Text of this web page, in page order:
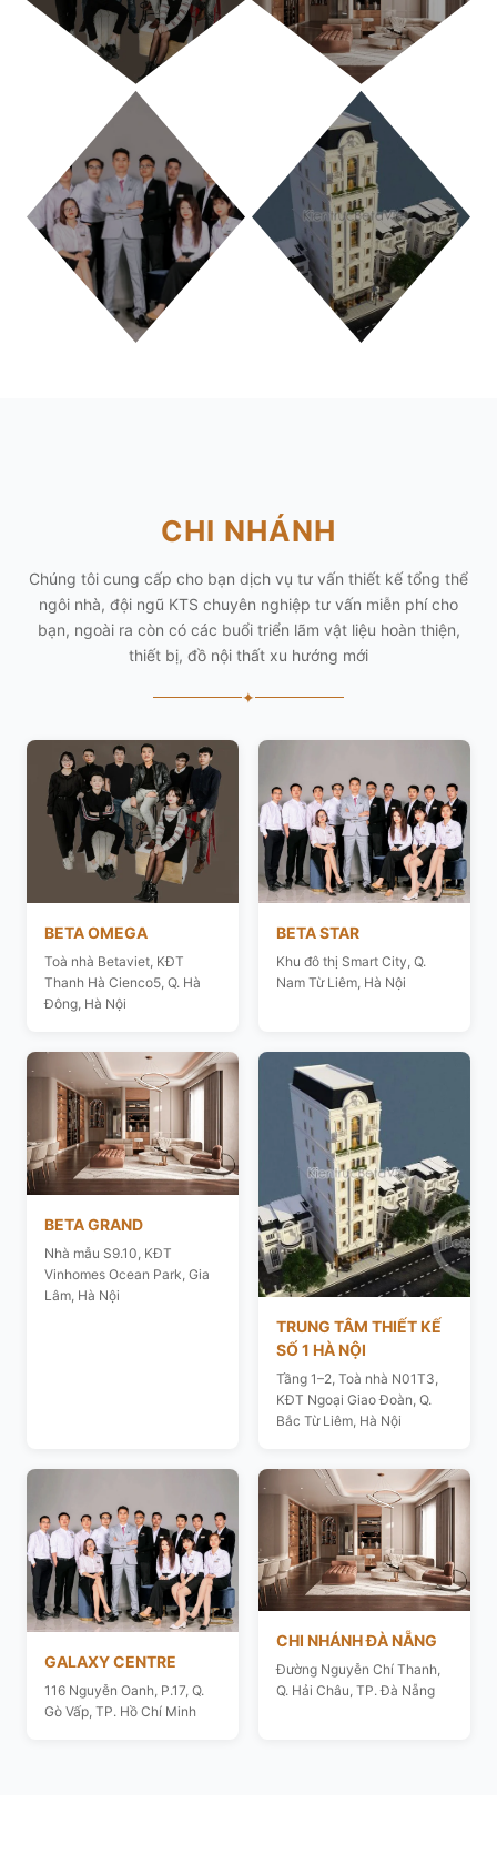
TP. HỒ CHÍ MINH
CHI NHÁNH
Chúng tôi cung cấp cho bạn dịch vụ tư vấn thiết kế tổng thể
ngôi nhà, đội ngũ KTS chuyên nghiệp tư vấn miễn phí cho
bạn, ngoài ra còn có các buổi triển lãm vật liệu hoàn thiện,
thiết bị, đồ nội thất xu hướng mới
✦
BETA OMEGA
Toà nhà Betaviet, KĐT
Thanh Hà Cienco5, Q. Hà
Đông, Hà Nội
BETA STAR
Khu đô thị Smart City, Q.
Nam Từ Liêm, Hà Nội
BETA GRAND
Nhà mẫu S9.10, KĐT
Vinhomes Ocean Park, Gia
Lâm, Hà Nội
TRUNG TÂM THIẾT KẾ
SỐ 1 HÀ NỘI
Tầng 1–2, Toà nhà N01T3,
KĐT Ngoại Giao Đoàn, Q.
Bắc Từ Liêm, Hà Nội
GALAXY CENTRE
116 Nguyễn Oanh, P.17, Q.
Gò Vấp, TP. Hồ Chí Minh
CHI NHÁNH ĐÀ NẴNG
Đường Nguyễn Chí Thanh,
Q. Hải Châu, TP. Đà Nẵng